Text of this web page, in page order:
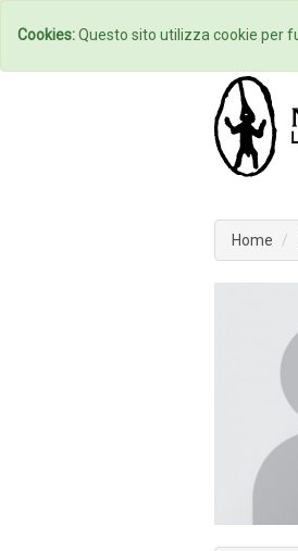
Home
Cookies:Questo sito utilizza cookie per